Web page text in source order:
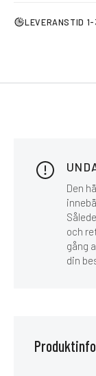
LEVERANSTID 1-
Den
och
gång
din